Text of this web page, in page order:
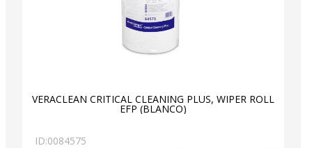
VERACLEAN CRITICAL CLEANING PLUS, WIPER ROLL
EFP (BLANCO)
ID:0084575